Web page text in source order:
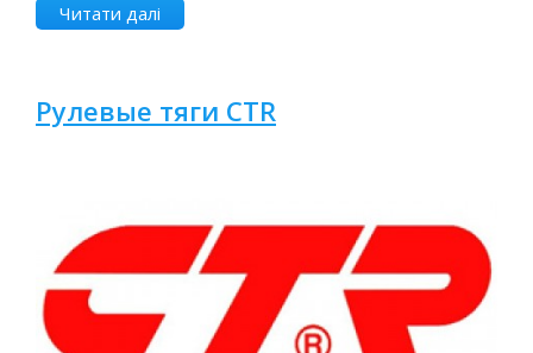
Читати далі
Рулевые тяги CTR